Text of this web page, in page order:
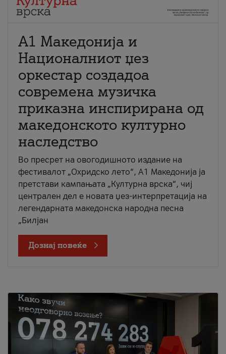
А1 Македонија и
Националниот џез
оркестар создадоа
современа музичка
приказна инспирирана од
македонското културно
наследство
Во пресрет на овогодишното издание на
фестивалот „Охридско лето“, А1 Македонија ја
претстави кампањата „Културна врска“, чиј
централен дел е новата џез-интерпретација на
легендарната македонска народна песна
„Билјан
Дознај повеќе